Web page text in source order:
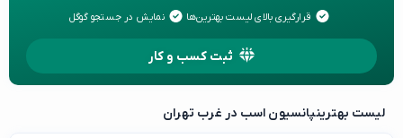
قرارگیری بالای لیست بهترین‌ها نمایش در جستجو گوگل
ثبت کسب و کار
لیست بهترینپانسیون اسب در غرب تهران